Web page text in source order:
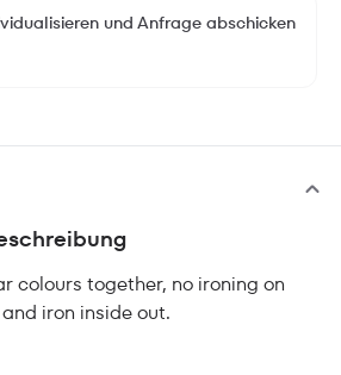
und Anfrage abschicken
colours together, no ironing on
iron inside out.